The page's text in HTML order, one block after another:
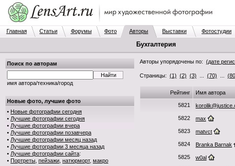
Главная Статьи Форумы Фото Авторы Выставки Фотостудии
Бухгалтерия
Поиск по авторам
имя автора/техника/город
Новые фото, лучшие фото
• Новые фотографии сегодня
• Лучшие фотографии сегодня
• Лучшие фотографии вчера
• Лучшие фотографии позавчера
• Лучшие фотографии месяц назад
• Лучшие фотографии 3 месяца назад
• Лучшие фотографии сайта:
• Портреты пейзажи натюрморт, макро
Авторы упорядочены по: (дате
Страницы: (1) (2) (3) (70)
Рейтинг Имя автора
5821
5822 max
5823 matvct
5824 Branka Barnak
5825 w0al